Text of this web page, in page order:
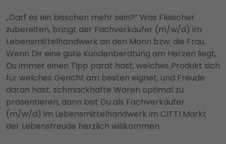
„Darf es ein bisschen mehr sein?“ Was Fleischer
zubereiten, bringt der Fachverkäufer (m/w/d) im
Lebensmittelhandwerk an den Mann bzw. die Frau.
Wenn Dir eine gute Kundenberatung am Herzen liegt,
Du immer einen Tipp parat hast, welches Produkt sich
für welches Gericht am besten eignet, und Freude
daran hast, schmackhafte Waren optimal zu
präsentieren, dann bist Du als Fachverkäufer
(m/w/d) im Lebensmittelhandwerk im CITTI Markt
der Lebensfreude herzlich willkommen.